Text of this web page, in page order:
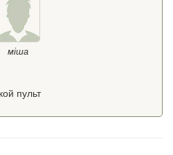
міша
пульт